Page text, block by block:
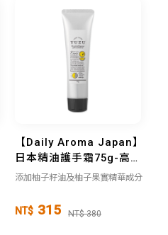
【Daily Aroma Japan】
日本精油護手霜75g-高知
縣柚子
添加柚子籽油及柚子果實精華成分
NT$ 315 NT$ 380